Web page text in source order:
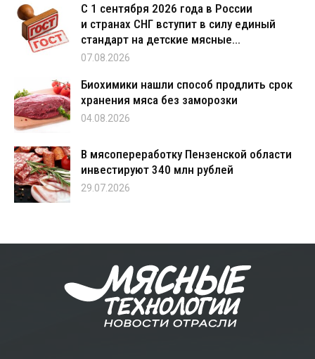
С 1 сентября 2026 года в России
и странах СНГ вступит в силу единый
стандарт на детские мясные...
07.08.2026
Биохимики нашли способ продлить срок
хранения мяса без заморозки
04.08.2026
В мясопереработку Пензенской области
инвестируют 340 млн рублей
29.07.2026